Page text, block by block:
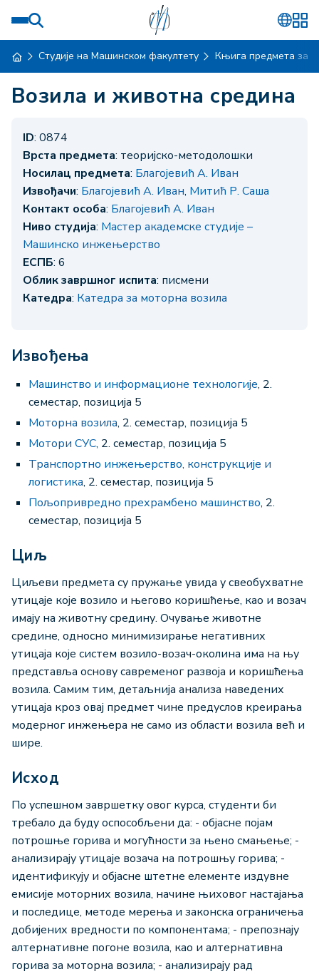
Студије на Машинском факултету Књига предмета за
Возила и животна средина
ID: 0874
Врста предмета: теоријско-методолошки
Носилац предмета: Благојевић А. Иван
Извођачи: Благојевић А. Иван, Митић Р. Саша
Контакт особа: Благојевић А. Иван
Ниво студија: Мастер академске студије –
Машинско инжењерство
ЕСПБ: 6
Облик завршног испита: писмени
Катедра: Катедра за моторна возила
Извођења
Машинство и информационе технологије, 2.
семестар, позиција 5
Моторна возила, 2. семестар, позиција 5
Мотори СУС, 2. семестар, позиција 5
Транспортно инжењерство, конструкције и
логистика, 2. семестар, позиција 5
Пољопривредно прехрамбено машинство, 2.
семестар, позиција 5
Циљ
Циљеви предмета су пружање увида у свеобухватне
утицаје које возило и његово коришћење, као и возач
имају на животну средину. Очување животне
средине, односно минимизирање негативних
утицаја које систем возило-возач-околина има на њу
представља основу савременог развоја и коришћења
возила. Самим тим, детаљнија анализа наведених
утицаја кроз овај предмет чине предуслов креирања
модерног инжењера не само из области возила већ и
шире.
Исход
По успешном завршетку овог курса, студенти би
требало да буду оспособљени да: - објасне појам
потрошње горива и могућности за њено смањење; -
анализирају утицаје возача на потрошњу горива; -
идентификују и објасне штетне елементе издувне
емисије моторних возила, начине њиховог настајања
и последице, методе мерења и законска ограничења
добијених вредности по компонентама; - препознају
алтернативне погоне возила, као и алтернативна
горива за моторна возила; - анализирају рад